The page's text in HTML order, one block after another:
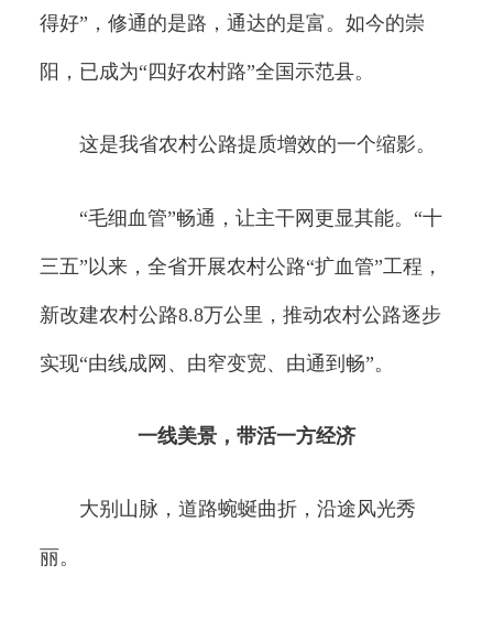
得好”，修通的是路，通达的是富。如今的崇
阳，已成为“四好农村路”全国示范县。
这是我省农村公路提质增效的一个缩影。
“毛细血管”畅通，让主干网更显其能。“十
三五”以来，全省开展农村公路“扩血管”工程，
新改建农村公路8.8万公里，推动农村公路逐步
实现“由线成网、由窄变宽、由通到畅”。
一线美景，带活一方经济
大别山脉，道路蜿蜒曲折，沿途风光秀
丽。